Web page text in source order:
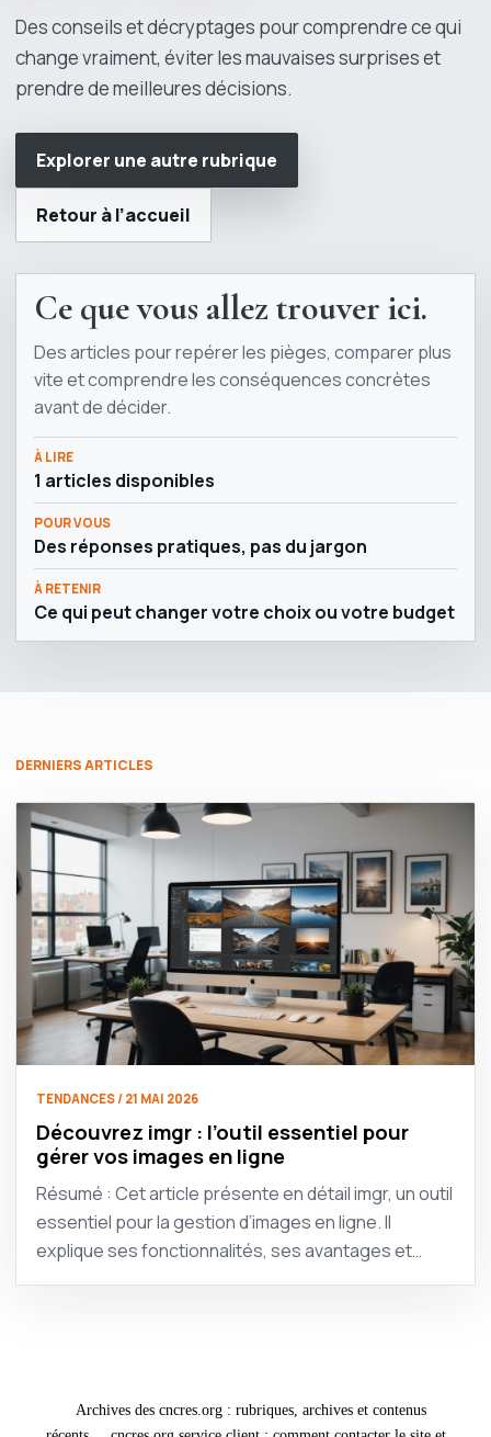
Des conseils et décryptages pour comprendre ce qui
change vraiment, éviter les mauvaises surprises et
prendre de meilleures décisions.
Explorer une autre rubrique
Retour à l’accueil
Ce que vous allez trouver ici.
Des articles pour repérer les pièges, comparer plus
vite et comprendre les conséquences concrètes
avant de décider.
À LIRE
1 articles disponibles
POUR VOUS
Des réponses pratiques, pas du jargon
À RETENIR
Ce qui peut changer votre choix ou votre budget
DERNIERS ARTICLES
TENDANCES / 21 MAI 2026
Découvrez imgr : l’outil essentiel pour
gérer vos images en ligne
Résumé : Cet article présente en détail imgr, un outil
essentiel pour la gestion d’images en ligne. Il
explique ses fonctionnalités, ses avantages et…
Archives des cncres.org : rubriques, archives et contenus